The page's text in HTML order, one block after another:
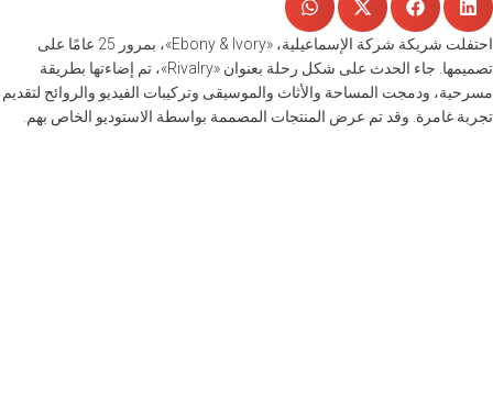
احتفلت شريكة شركة الإسماعيلية، «Ebony & Ivory»، بمرور 25 عامًا على
تصميمها. جاء الحدث على شكل رحلة بعنوان «Rivalry»، تم إضاءتها بطريقة
مسرحية، ودمجت المساحة والأثاث والموسيقى وتركيبات الفيديو والروائح لتقديم
تجربة غامرة. وقد تم عرض المنتجات المصممة بواسطة الاستوديو الخاص بهم.